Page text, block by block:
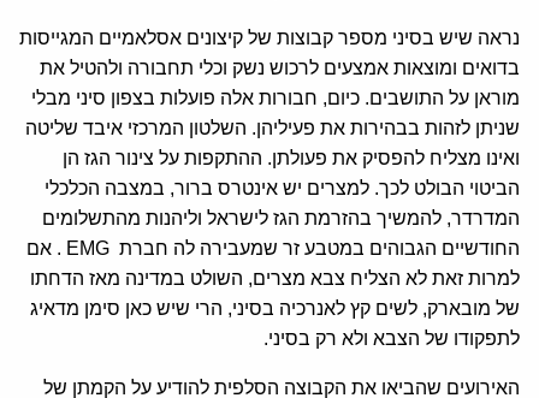
נראה שיש בסיני מספר קבוצות של קיצונים אסלאמיים המגייסות
בדואים ומוצאות אמצעים לרכוש נשק וכלי תחבורה ולהטיל את
מוראן על התושבים. כיום, חבורות אלה פועלות בצפון סיני מבלי
שניתן לזהות בבהירות את פעיליהן. השלטון המרכזי איבד שליטה
ואינו מצליח להפסיק את פעולתן. ההתקפות על צינור הגז הן
הביטוי הבולט לכך. למצרים יש אינטרס ברור, במצבה הכלכלי
המדרדר, להמשיך בהזרמת הגז לישראל וליהנות מהתשלומים
החודשיים הגבוהים במטבע זר שמעבירה לה חברת EMG . אם
למרות זאת לא הצליח צבא מצרים, השולט במדינה מאז הדחתו
של מובארק, לשים קץ לאנרכיה בסיני, הרי שיש כאן סימן מדאיג
לתפקודו של הצבא ולא רק בסיני.
האירועים שהביאו את הקבוצה הסלפית להודיע על הקמתן של